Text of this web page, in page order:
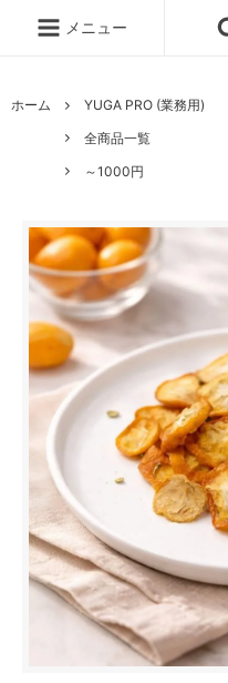
メニュー
ホーム
YUGA PRO (業務用)
全商品一覧
～1000円